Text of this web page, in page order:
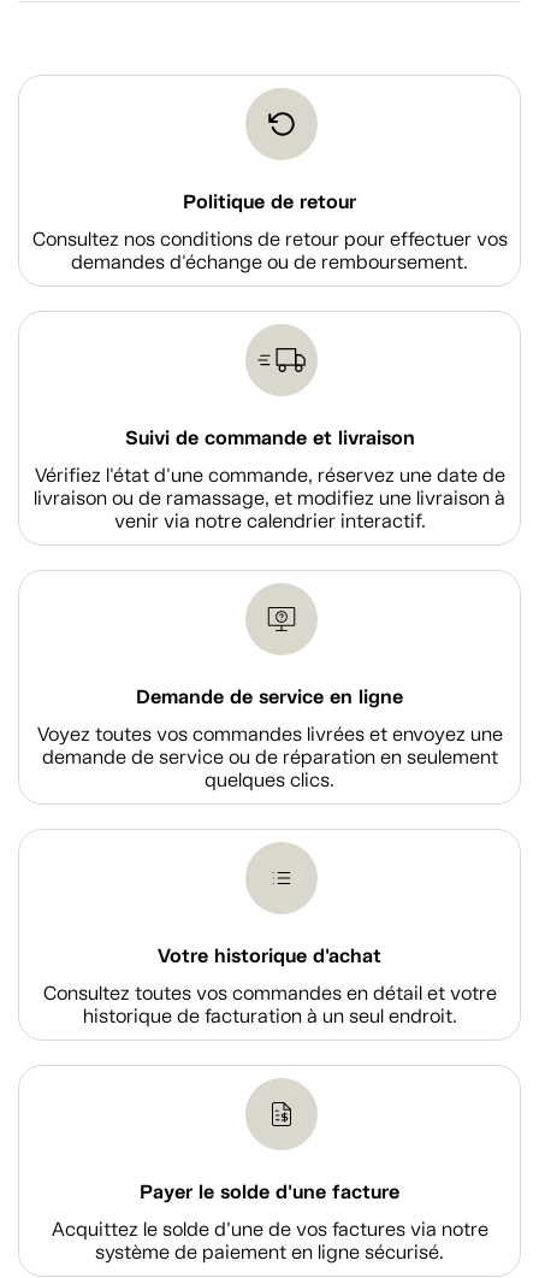
Politique de retour
Consultez nos conditions de retour pour effectuer vos
demandes d'échange ou de remboursement.
Suivi de commande et livraison
Vérifiez l'état d'une commande, réservez une date de
livraison ou de ramassage, et modifiez une livraison à
venir via notre calendrier interactif.
Demande de service en ligne
Voyez toutes vos commandes livrées et envoyez une
demande de service ou de réparation en seulement
quelques clics.
Votre historique d'achat
Consultez toutes vos commandes en détail et votre
historique de facturation à un seul endroit.
Payer le solde d'une facture
Acquittez le solde d’une de vos factures via notre
système de paiement en ligne sécurisé.